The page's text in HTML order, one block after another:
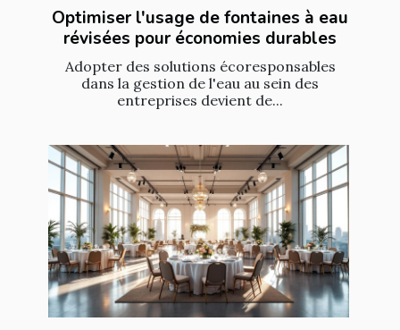
Optimiser l'usage de fontaines à eau
révisées pour économies durables
Adopter des solutions écoresponsables
dans la gestion de l'eau au sein des
entreprises devient de...